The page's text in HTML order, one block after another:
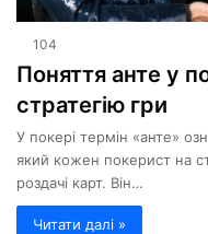
104
Поняття анте у
стратегію гри
У покері термін «анте»
який кожен покерист на
роздачі карт. Він…
Читати далі »